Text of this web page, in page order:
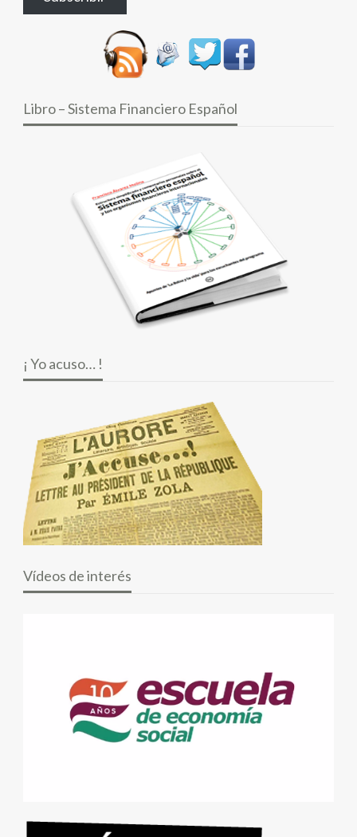
electrónico
Libro – Sistema Financiero Español
¡ Yo acuso… !
Vídeos de interés